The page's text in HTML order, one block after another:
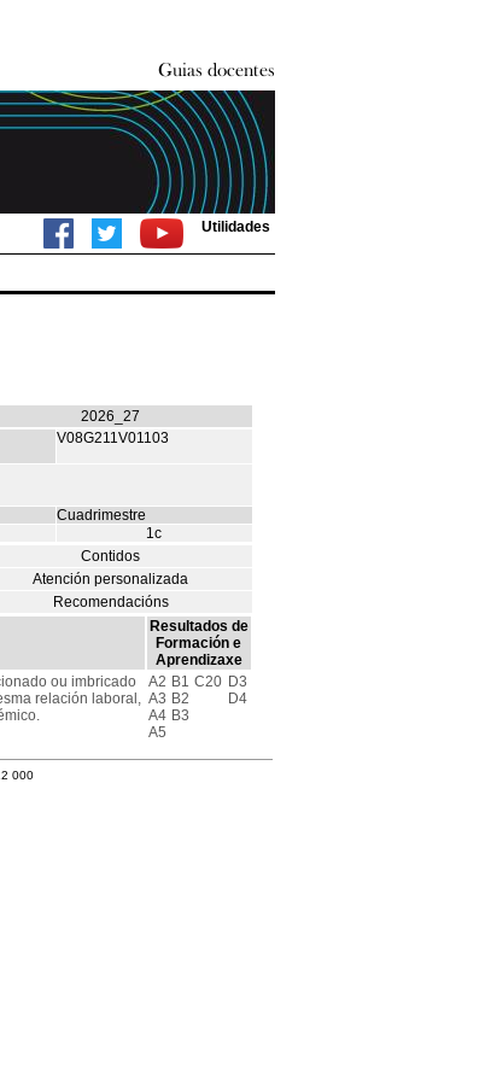
Utilidades
2026_27
V08G211V01103
Cuadrimestre
1c
Contidos
Atención personalizada
Recomendacións
Resultados de
Formación e
Aprendizaxe
ou imbricado
relación laboral,
A2
A3
A4
A5
B1
B2
B3
C20 D3
D4
000